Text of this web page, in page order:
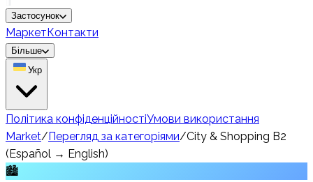
Застосунок
МаркетКонтакти
Більше
Укр
Політика конфіденційностіУмови використання
Market/Перегляд за категоріями/City & Shopping B2
(Español → English)
🏙️